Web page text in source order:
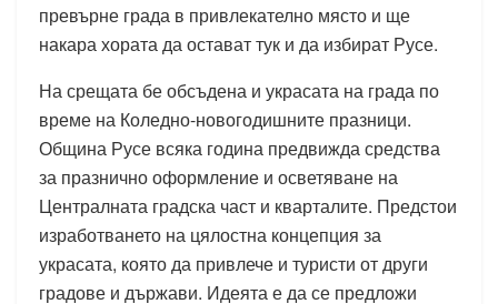
превърне града в привлекателно място и ще
накара хората да остават тук и да избират Русе.
На срещата бе обсъдена и украсата на града по
време на Коледно-новогодишните празници.
Община Русе всяка година предвижда средства
за празнично оформление и осветяване на
Централната градска част и кварталите. Предстои
изработването на цялостна концепция за
украсата, която да привлече и туристи от други
градове и държави. Идеята е да се предложи